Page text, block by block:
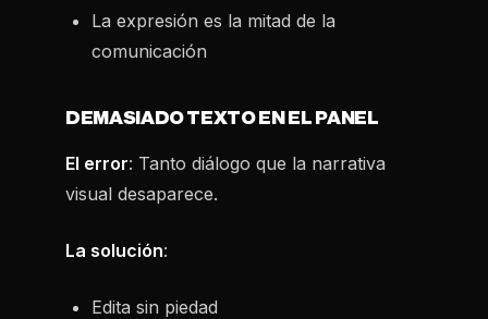
La expresión es la mitad de la
comunicación
DEMASIADO TEXTO EN EL PANEL
El error: Tanto diálogo que la narrativa
visual desaparece.
La solución:
Edita sin piedad